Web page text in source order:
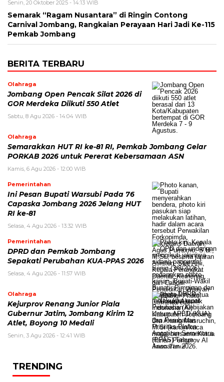
Senin, 20 Oktober 2025 - 14:13 WIB
Semarak “Ragam Nusantara” di Ringin Contong
Carnival Jombang, Rangkaian Perayaan Hari Jadi Ke-115
Pemkab Jombang
BERITA TERBARU
Olahraga
Jombang Open Pencak Silat 2026 di
GOR Merdeka Diikuti 550 Atlet
Sabtu, 8 Agu 2026 - 14:04 WIB
Olahraga
Semarakkan HUT RI ke-81 RI, Pemkab Jombang Gelar
PORKAB 2026 untuk Pererat Kebersamaan ASN
Kamis, 6 Agu 2026 - 12:00 WIB
Pemerintahan
Ini Pesan Bupati Warsubi Pada 76
Capaska Jombang 2026 Jelang HUT
RI ke-81
Selasa, 4 Agu 2026 - 13:32 WIB
Pemerintahan
DPRD dan Pemkab Jombang
Sepakati Perubahan KUA-PPAS 2026
Selasa, 4 Agu 2026 - 11:57 WIB
Olahraga
Kejurprov Renang Junior Piala
Gubernur Jatim, Jombang Kirim 12
Atlet, Boyong 10 Medali
Senin, 3 Agu 2026 - 12:41 WIB
TRENDING